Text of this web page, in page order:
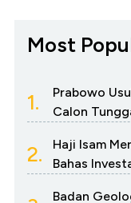
Most
1.
Prabowo
Calon
2.
Haji Isam
Bahas
Badan